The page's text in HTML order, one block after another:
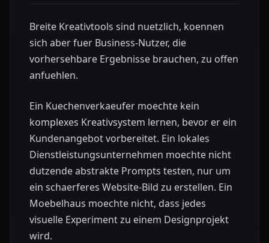
Breite Kreativtools sind nuetzlich, koennen
sich aber fuer Business-Nutzer, die
vorhersehbare Ergebnisse brauchen, zu offen
anfuehlen.
Ein Kuechenverkaeufer moechte kein
komplexes Kreativsystem lernen, bevor er ein
Kundenangebot vorbereitet. Ein lokales
Dienstleistungsunternehmen moechte nicht
dutzende abstrakte Prompts testen, nur um
ein schaerferes Website-Bild zu erstellen. Ein
Moebelhaus moechte nicht, dass jedes
visuelle Experiment zu einem Designprojekt
wird.